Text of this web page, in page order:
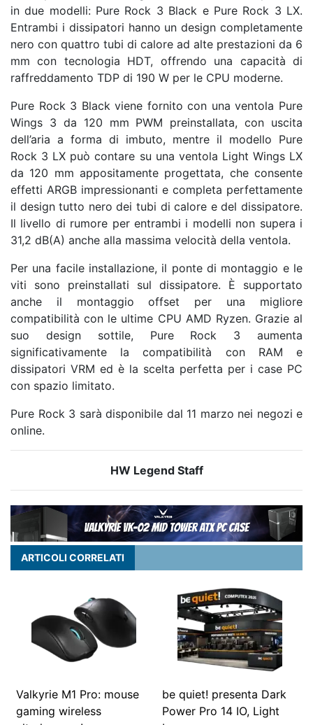
in due modelli: Pure Rock 3 Black e Pure Rock 3 LX.
Entrambi i dissipatori hanno un design completamente
nero con quattro tubi di calore ad alte prestazioni da 6
mm con tecnologia HDT, offrendo una capacità di
raffreddamento TDP di 190 W per le CPU moderne.
Pure Rock 3 Black viene fornito con una ventola Pure
Wings 3 da 120 mm PWM preinstallata, con uscita
dell’aria a forma di imbuto, mentre il modello Pure
Rock 3 LX può contare su una ventola Light Wings LX
da 120 mm appositamente progettata, che consente
effetti ARGB impressionanti e completa perfettamente
il design tutto nero dei tubi di calore e del dissipatore.
Il livello di rumore per entrambi i modelli non supera i
31,2 dB(A) anche alla massima velocità della ventola.
Per una facile installazione, il ponte di montaggio e le
viti sono preinstallati sul dissipatore. È supportato
anche il montaggio offset per una migliore
compatibilità con le ultime CPU AMD Ryzen. Grazie al
suo design sottile, Pure Rock 3 aumenta
significativamente la compatibilità con RAM e
dissipatori VRM ed è la scelta perfetta per i case PC
con spazio limitato.
Pure Rock 3 sarà disponibile dal 11 marzo nei negozi e
online.
HW Legend Staff
ARTICOLI CORRELATI
Valkyrie M1 Pro: mouse
gaming wireless
be quiet! presenta Dark
Power Pro 14 IO, Light